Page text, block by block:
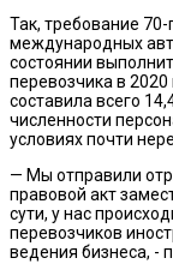
Так, требование
международных
состоянии
перевозчика в
составила всего
численности
условиях почти
— Мы отправили
правовой акт
сути, у нас
перевозчиков
ведения бизнеса, -